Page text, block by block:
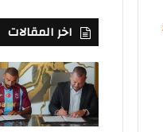
اخر المقالات